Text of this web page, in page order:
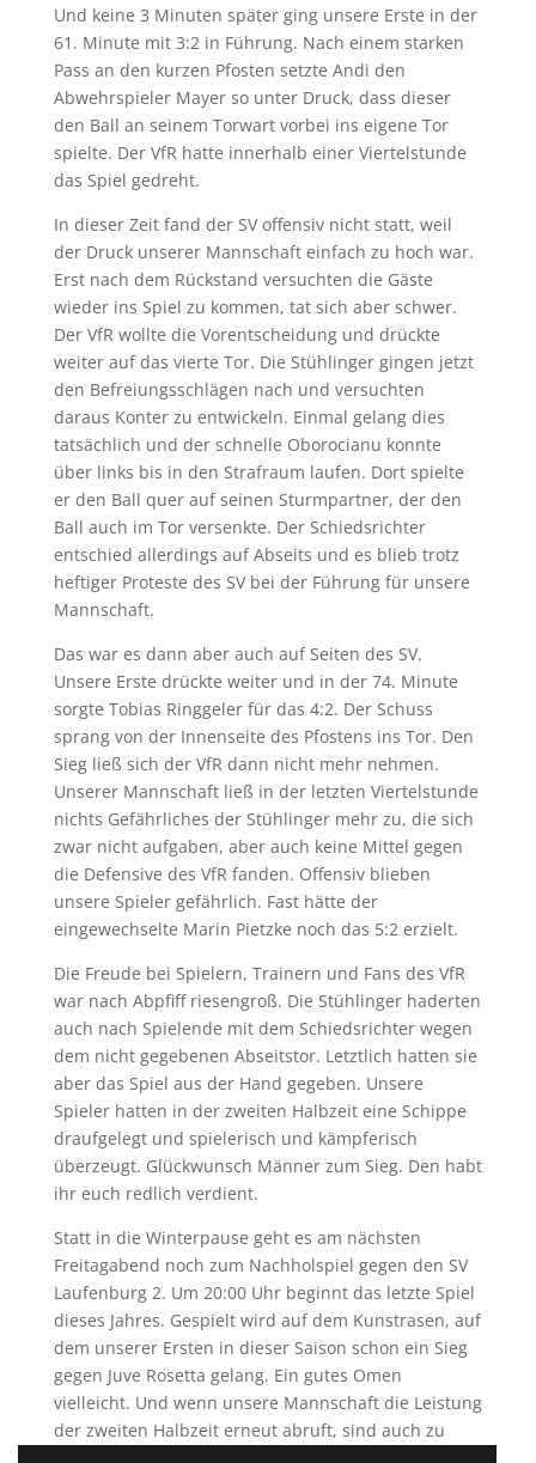
Und keine 3 Minuten später ging unsere Erste in der
61. Minute mit 3:2 in Führung. Nach einem starken
Pass an den kurzen Pfosten setzte Andi den
Abwehrspieler Mayer so unter Druck, dass dieser
den Ball an seinem Torwart vorbei ins eigene Tor
spielte. Der VfR hatte innerhalb einer Viertelstunde
das Spiel gedreht.
In dieser Zeit fand der SV offensiv nicht statt, weil
der Druck unserer Mannschaft einfach zu hoch war.
Erst nach dem Rückstand versuchten die Gäste
wieder ins Spiel zu kommen, tat sich aber schwer.
Der VfR wollte die Vorentscheidung und drückte
weiter auf das vierte Tor. Die Stühlinger gingen jetzt
den Befreiungsschlägen nach und versuchten
daraus Konter zu entwickeln. Einmal gelang dies
tatsächlich und der schnelle Oborocianu konnte
über links bis in den Strafraum laufen. Dort spielte
er den Ball quer auf seinen Sturmpartner, der den
Ball auch im Tor versenkte. Der Schiedsrichter
entschied allerdings auf Abseits und es blieb trotz
heftiger Proteste des SV bei der Führung für unsere
Mannschaft.
Das war es dann aber auch auf Seiten des SV.
Unsere Erste drückte weiter und in der 74. Minute
sorgte Tobias Ringgeler für das 4:2. Der Schuss
sprang von der Innenseite des Pfostens ins Tor. Den
Sieg ließ sich der VfR dann nicht mehr nehmen.
Unserer Mannschaft ließ in der letzten Viertelstunde
nichts Gefährliches der Stühlinger mehr zu, die sich
zwar nicht aufgaben, aber auch keine Mittel gegen
die Defensive des VfR fanden. Offensiv blieben
unsere Spieler gefährlich. Fast hätte der
eingewechselte Marin Pietzke noch das 5:2 erzielt.
Die Freude bei Spielern, Trainern und Fans des VfR
war nach Abpfiff riesengroß. Die Stühlinger haderten
auch nach Spielende mit dem Schiedsrichter wegen
dem nicht gegebenen Abseitstor. Letztlich hatten sie
aber das Spiel aus der Hand gegeben. Unsere
Spieler hatten in der zweiten Halbzeit eine Schippe
draufgelegt und spielerisch und kämpferisch
überzeugt. Glückwunsch Männer zum Sieg. Den habt
ihr euch redlich verdient.
Statt in die Winterpause geht es am nächsten
Freitagabend noch zum Nachholspiel gegen den SV
Laufenburg 2. Um 20:00 Uhr beginnt das letzte Spiel
dieses Jahres. Gespielt wird auf dem Kunstrasen, auf
dem unserer Ersten in dieser Saison schon ein Sieg
gegen Juve Rosetta gelang. Ein gutes Omen
vielleicht. Und wenn unsere Mannschaft die Leistung
der zweiten Halbzeit erneut abruft, sind auch zu